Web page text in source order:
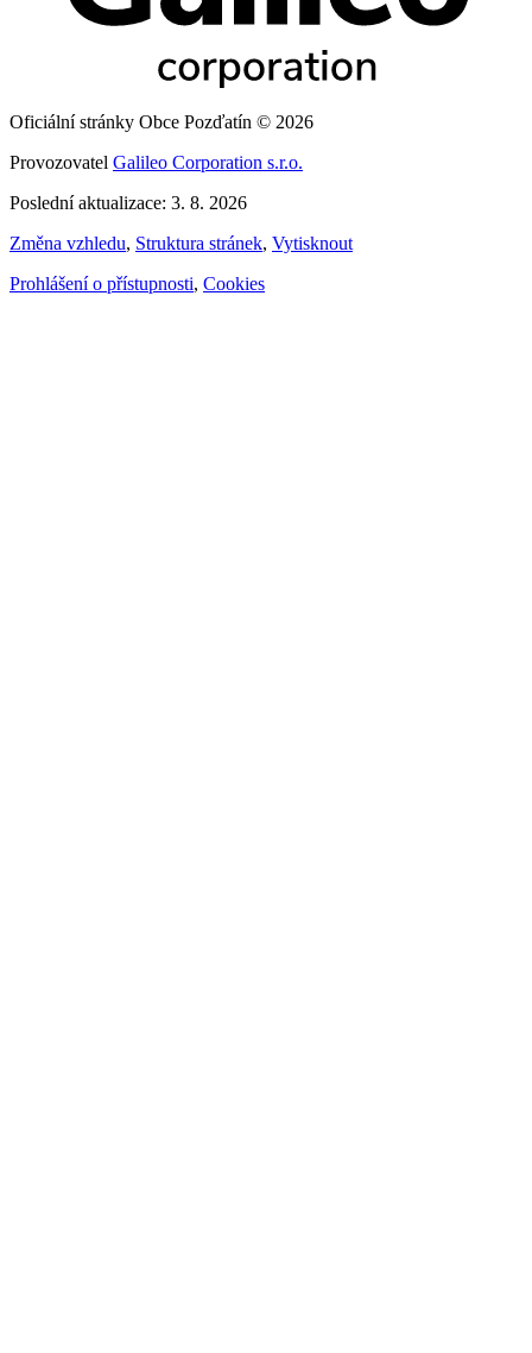
Oficiální stránky Obce Pozďatín © 2026
Provozovatel Galileo Corporation s.r.o.
Poslední aktualizace: 3. 8. 2026
Změna vzhledu, Struktura stránek, Vytisknout
Prohlášení o přístupnosti, Cookies